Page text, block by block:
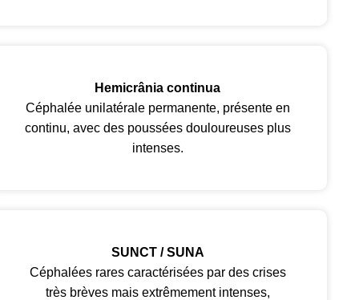
Hemicrânia continua
Céphalée unilatérale permanente, présente en
continu, avec des poussées douloureuses plus
intenses.
SUNCT / SUNA
Céphalées rares caractérisées par des crises
très brèves mais extrêmement intenses,